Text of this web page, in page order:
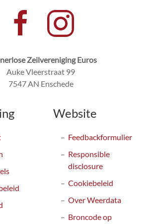
Zeilvereniging Euros
Auke Vleerstraat 99
7547 AN Enschede
Website
Feedbackformulier
Responsible
disclosure
Cookiebeleid
Over Weerdata
Broncode op